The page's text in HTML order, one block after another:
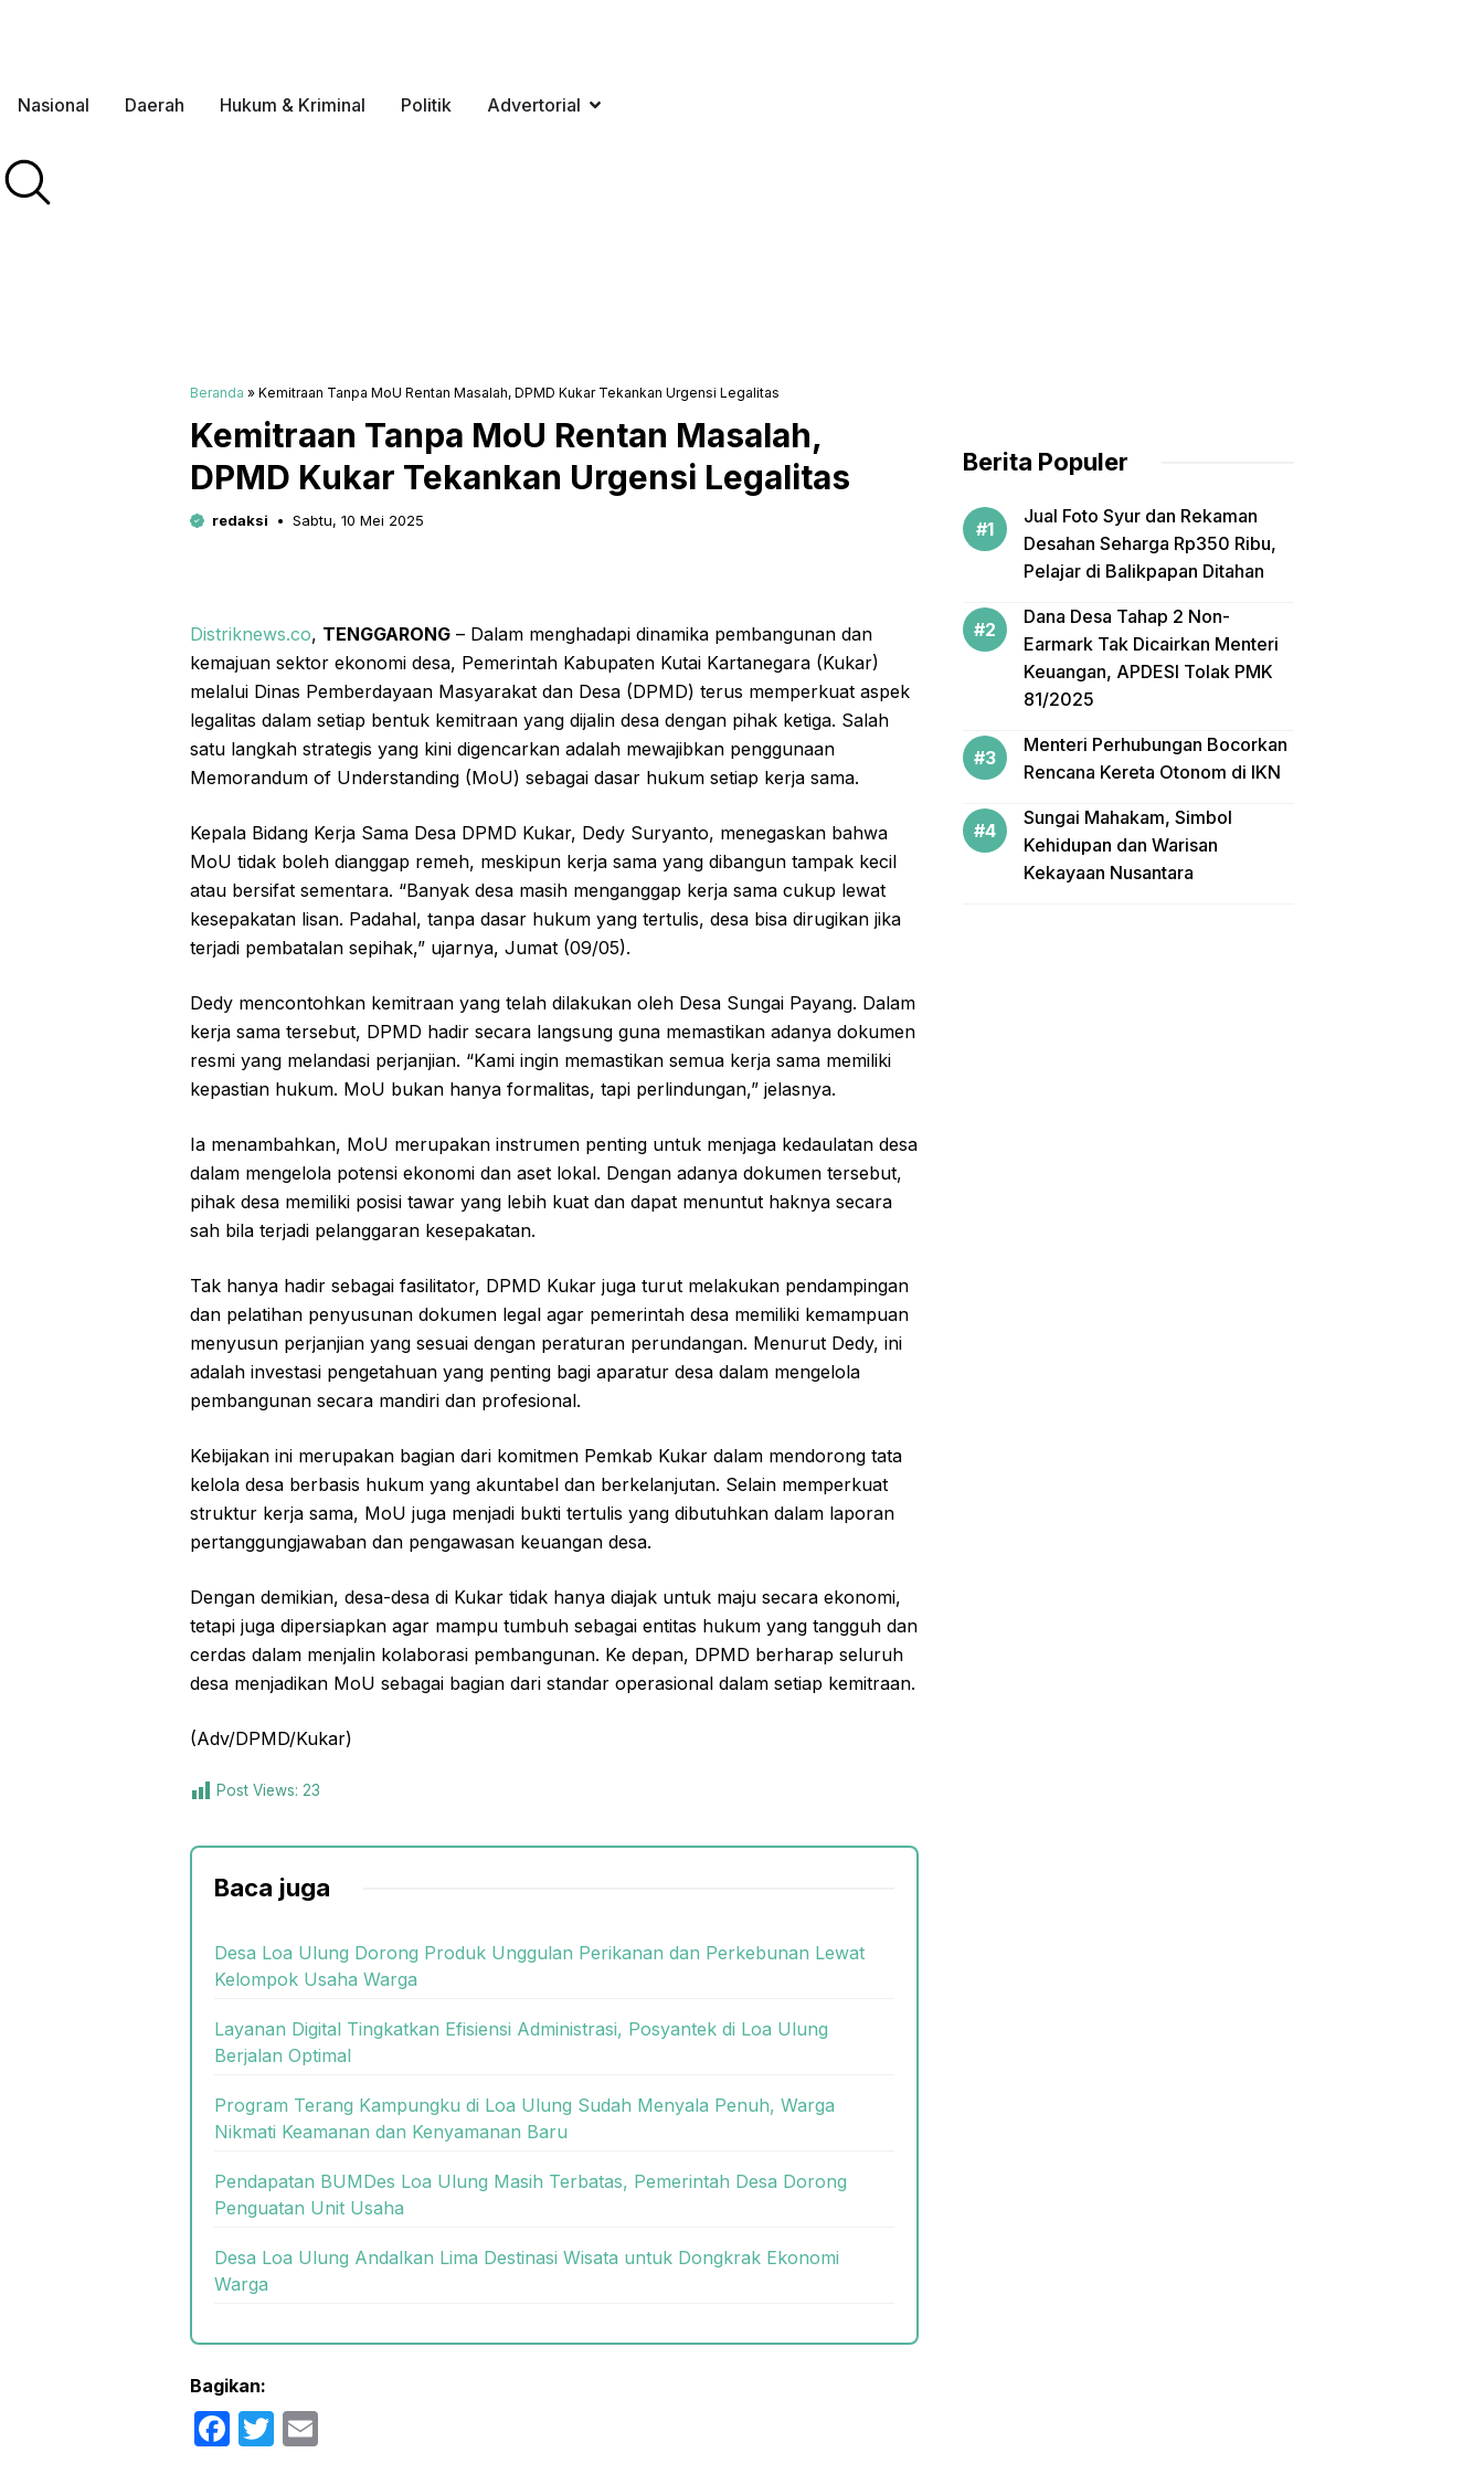
Nasional Daerah Hukum & Kriminal Politik Advertorial
Beranda » Kemitraan Tanpa MoU Rentan Masalah, DPMD Kukar Tekankan Urgensi Legalitas
Kemitraan Tanpa MoU Rentan Masalah,
DPMD Kukar Tekankan Urgensi Legalitas
redaksi Sabtu, 10 Mei 2025
Distriknews.co, TENGGARONG – Dalam menghadapi dinamika pembangunan dan
kemajuan sektor ekonomi desa, Pemerintah Kabupaten Kutai Kartanegara (Kukar)
melalui Dinas Pemberdayaan Masyarakat dan Desa (DPMD) terus memperkuat aspek
legalitas dalam setiap bentuk kemitraan yang dijalin desa dengan pihak ketiga. Salah
satu langkah strategis yang kini digencarkan adalah mewajibkan penggunaan
Memorandum of Understanding (MoU) sebagai dasar hukum setiap kerja sama.
Kepala Bidang Kerja Sama Desa DPMD Kukar, Dedy Suryanto, menegaskan bahwa
MoU tidak boleh dianggap remeh, meskipun kerja sama yang dibangun tampak kecil
atau bersifat sementara. “Banyak desa masih menganggap kerja sama cukup lewat
kesepakatan lisan. Padahal, tanpa dasar hukum yang tertulis, desa bisa dirugikan jika
terjadi pembatalan sepihak,” ujarnya, Jumat (09/05).
Dedy mencontohkan kemitraan yang telah dilakukan oleh Desa Sungai Payang. Dalam
kerja sama tersebut, DPMD hadir secara langsung guna memastikan adanya dokumen
resmi yang melandasi perjanjian. “Kami ingin memastikan semua kerja sama memiliki
kepastian hukum. MoU bukan hanya formalitas, tapi perlindungan,” jelasnya.
Ia menambahkan, MoU merupakan instrumen penting untuk menjaga kedaulatan desa
dalam mengelola potensi ekonomi dan aset lokal. Dengan adanya dokumen tersebut,
pihak desa memiliki posisi tawar yang lebih kuat dan dapat menuntut haknya secara
sah bila terjadi pelanggaran kesepakatan.
Tak hanya hadir sebagai fasilitator, DPMD Kukar juga turut melakukan pendampingan
dan pelatihan penyusunan dokumen legal agar pemerintah desa memiliki kemampuan
menyusun perjanjian yang sesuai dengan peraturan perundangan. Menurut Dedy, ini
adalah investasi pengetahuan yang penting bagi aparatur desa dalam mengelola
pembangunan secara mandiri dan profesional.
Kebijakan ini merupakan bagian dari komitmen Pemkab Kukar dalam mendorong tata
kelola desa berbasis hukum yang akuntabel dan berkelanjutan. Selain memperkuat
struktur kerja sama, MoU juga menjadi bukti tertulis yang dibutuhkan dalam laporan
pertanggungjawaban dan pengawasan keuangan desa.
Dengan demikian, desa-desa di Kukar tidak hanya diajak untuk maju secara ekonomi,
tetapi juga dipersiapkan agar mampu tumbuh sebagai entitas hukum yang tangguh dan
cerdas dalam menjalin kolaborasi pembangunan. Ke depan, DPMD berharap seluruh
desa menjadikan MoU sebagai bagian dari standar operasional dalam setiap kemitraan.
(Adv/DPMD/Kukar)
Post Views: 23
Baca juga
Desa Loa Ulung Dorong Produk Unggulan Perikanan dan Perkebunan Lewat
Kelompok Usaha Warga
Layanan Digital Tingkatkan Efisiensi Administrasi, Posyantek di Loa Ulung
Berjalan Optimal
Program Terang Kampungku di Loa Ulung Sudah Menyala Penuh, Warga
Nikmati Keamanan dan Kenyamanan Baru
Pendapatan BUMDes Loa Ulung Masih Terbatas, Pemerintah Desa Dorong
Penguatan Unit Usaha
Desa Loa Ulung Andalkan Lima Destinasi Wisata untuk Dongkrak Ekonomi
Warga
Bagikan:
F
T
Berita Populer
Jual Foto Syur dan Rekaman
Desahan Seharga Rp350 Ribu,
Pelajar di Balikpapan Ditahan
Dana Desa Tahap 2 Non-
Earmark Tak Dicairkan Menteri
Keuangan, APDESI Tolak PMK
81/2025
Menteri Perhubungan Bocorkan
Rencana Kereta Otonom di IKN
Sungai Mahakam, Simbol
Kehidupan dan Warisan
Kekayaan Nusantara